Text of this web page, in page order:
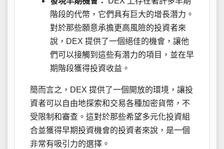
階段的代幣，它們具有巨大的增長潛力。
對於那些願意承擔更高風險的投資者來
說，DEX 提供了一個絕佳的機會，讓他
們可以接觸到這些有潛力的項目，並在早
期階段獲得投資收益。
簡而言之，DEX 提供了一個開放的環境，讓投
資者可以自由地探索和交易各種加密貨幣，不
受限制和審查。這對於那些希望多元化投資組
合並獲得早期投資機會的投資者來說，是一個
非常有吸引力的選擇。